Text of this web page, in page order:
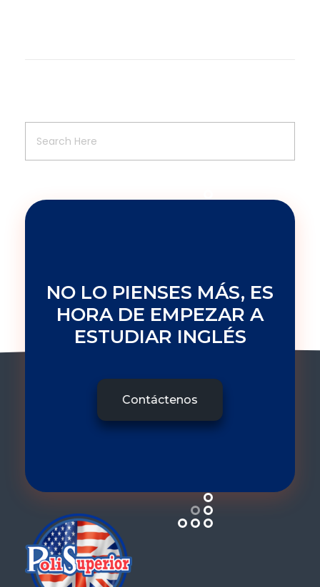
NO LO PIENSES MÁS, ES
HORA DE EMPEZAR A
ESTUDIAR INGLÉS
Contáctenos